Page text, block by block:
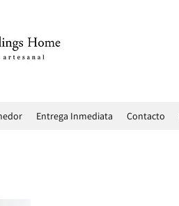
Entrega Inmediata Contacto